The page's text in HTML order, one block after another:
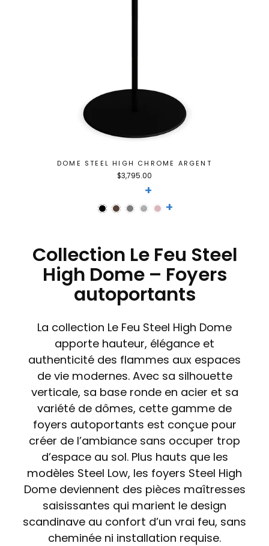
DOME STEEL HIGH CHROME ARGENT
$3,795.00
+
+
Collection Le Feu Steel
High Dome – Foyers
autoportants
La collection Le Feu Steel High Dome
apporte hauteur, élégance et
authenticité des flammes aux espaces
de vie modernes. Avec sa silhouette
verticale, sa base ronde en acier et sa
variété de dômes, cette gamme de
foyers autoportants est conçue pour
créer de l’ambiance sans occuper trop
d’espace au sol. Plus hauts que les
modèles Steel Low, les foyers Steel High
Dome deviennent des pièces maîtresses
saisissantes qui marient le design
scandinave au confort d’un vrai feu, sans
cheminée ni installation requise.